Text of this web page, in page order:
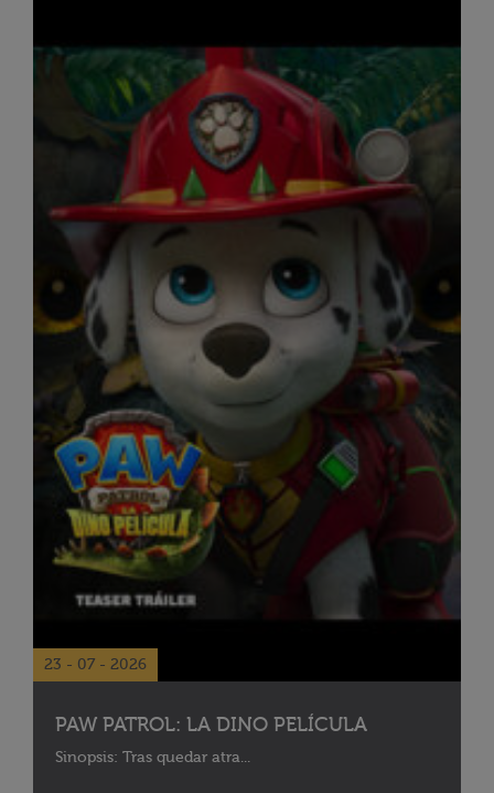
23 - 07 - 2026
PAW PATROL: LA DINO PELÍCULA
Sinopsis: Tras quedar atra...